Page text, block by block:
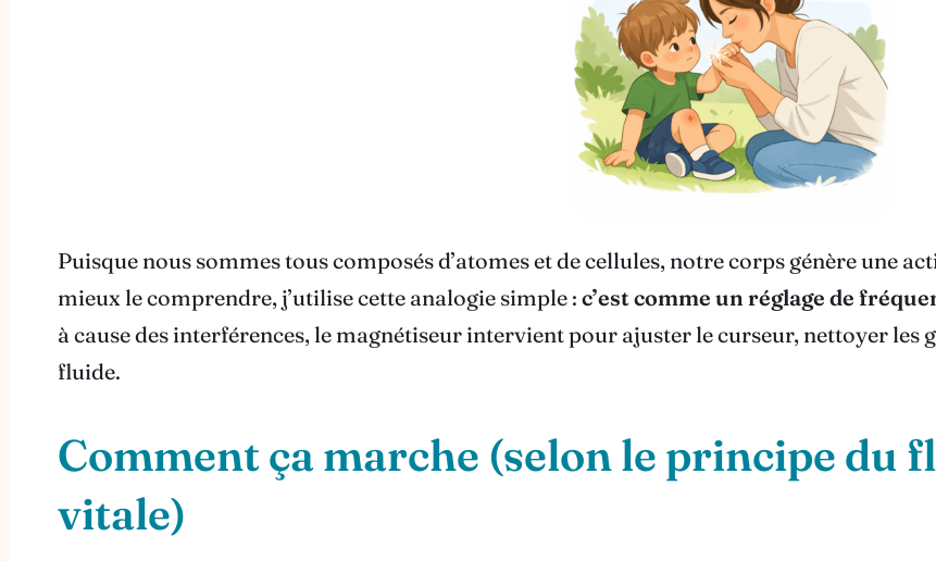
Puisque nous sommes tous composés d’atomes et de cellules, notre corps génère une
mieux le comprendre, j’utilise cette analogie simple : c’est comme un réglage de
à cause des interférences, le magnétiseur intervient pour ajuster le curseur, nettoyer
fluide.
Comment ça marche (selon le principe du
vitale)